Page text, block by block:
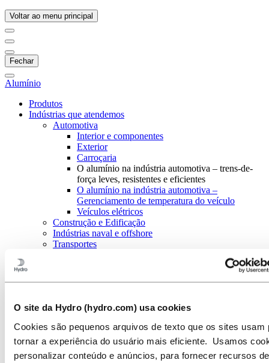
O site da Hydro (hydro.com) usa cookies
Cookies são pequenos arquivos de texto que os sites usam
tornar a experiência do usuário mais eficiente. Usamos
personalizar conteúdo e anúncios, para fornecer recursos
Voltar ao menu principal
Fechar
Alumínio
Produtos
Indústrias que atendemos
Automotiva
Interior e componentes
Exterior
Carroçaria
O alumínio na indústria automotiva – trens-de-
força leves, resistentes e eficientes
O alumínio na indústria automotiva –
Gerenciamento de temperatura do veículo
Veículos elétricos
Construção e Edificação
Indústrias naval e offshore
Transportes
Engenharia geral
Inovação e P&D
Alumínio